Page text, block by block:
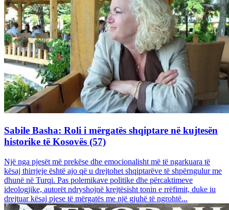
Sabile Basha: Roli i mërgatës shqiptare në kujtesën
historike të Kosovës (57)
Një nga pjesët më prekëse dhe emocionalisht më të ngarkuara të
kësaj thirrjeje është ajo që u drejtohet shqiptarëve të shpërngulur me
dhunë në Turqi. Pas polemikave politike dhe përcaktimeve
ideologjike, autorët ndryshojnë krejtësisht tonin e rrëfimit, duke iu
drejtuar kësaj pjese të mërgatës me një gjuhë të ngrohtë...